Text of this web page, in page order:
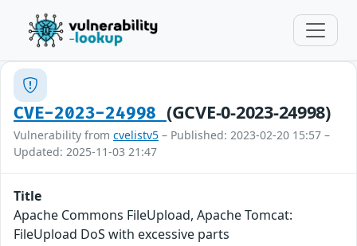
CVE-2023-24998 (GCVE-0-2023-24998)
Vulnerability from cvelistv5 – Published: 2023-02-20 15:57 –
Updated: 2025-11-03 21:47
Title
Apache Commons FileUpload, Apache Tomcat:
FileUpload DoS with excessive parts